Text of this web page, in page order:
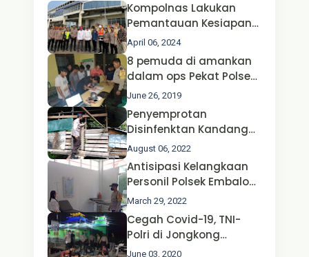
Kompolnas Lakukan
Pemantauan Kesiapan
Operasi Ketupat 2024 di
Polda Jatim Bersama
Kapolri dan Menteri
Perhubungan
April 06, 2024
8 pemuda di amankan
dalam ops Pekat Polsek
Jongkong
June 26, 2019
Penyemprotan
Disinfenktan Kandang
Ternak Kambing warga
Oleh Satgas Ops Aman
Nusa II Polda Kalbar*
August 06, 2022
Antisipasi Kelangkaan
Personil Polsek Embaloh
Hulu Gencar Lakukan
Pengecekan Oksigen
March 29, 2022
Cegah Covid-19, TNI-
Polri di Jongkong
Himbau Masyarakat
June 03, 2020